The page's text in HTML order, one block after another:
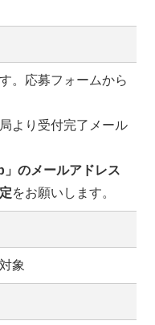
。応募フォームから
より受付完了メール
のメールアドレス
をお願いします。
象